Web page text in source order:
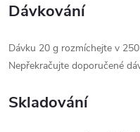
Dávkování
Dávku 20 g rozmíchejte v
Nepřekračujte doporučené
Skladování